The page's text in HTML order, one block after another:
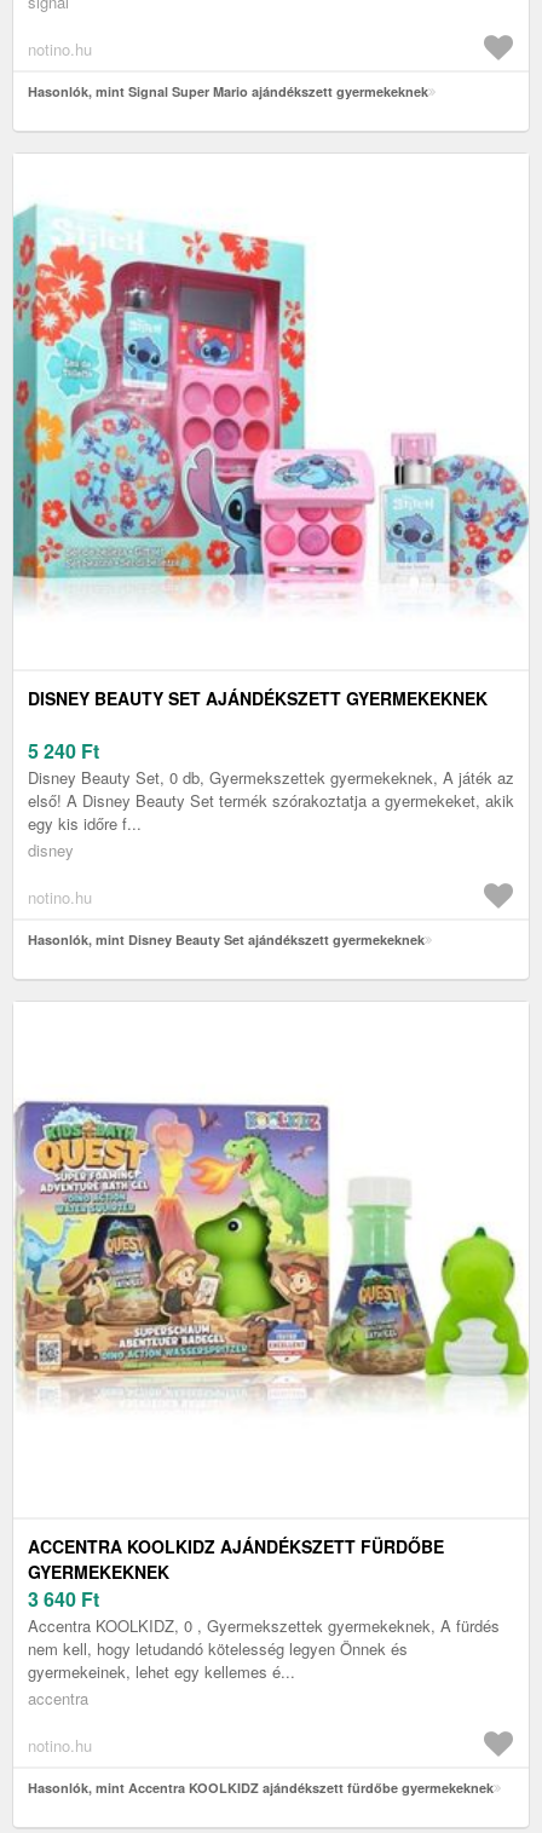
notino.hu
Hasonlók, mint Signal Super Mario ajándékszett gyermekeknek
DISNEY BEAUTY SET AJÁNDÉKSZETT GYERMEKEKNEK
5 240 Ft
Disney Beauty Set, 0 db, Gyermekszettek gyermekeknek, A játék az
első! A Disney Beauty Set termék szórakoztatja a gyermekeket, akik
egy kis időre f...
disney
notino.hu
Hasonlók, mint Disney Beauty Set ajándékszett gyermekeknek
ACCENTRA KOOLKIDZ AJÁNDÉKSZETT FÜRDŐBE
GYERMEKEKNEK
3 640 Ft
Accentra KOOLKIDZ, 0 , Gyermekszettek gyermekeknek, A fürdés
nem kell, hogy letudandó kötelesség legyen Önnek és
gyermekeinek, lehet egy kellemes é...
accentra
notino.hu
Hasonlók, mint Accentra KOOLKIDZ ajándékszett fürdőbe gyermekeknek